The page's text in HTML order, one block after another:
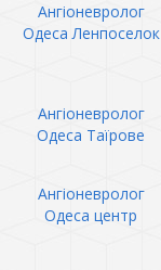
Ангіоневролог
Одеса Ленпоселок
Ангіоневролог
Одеса Таїрове
Ангіоневролог
Одеса центр